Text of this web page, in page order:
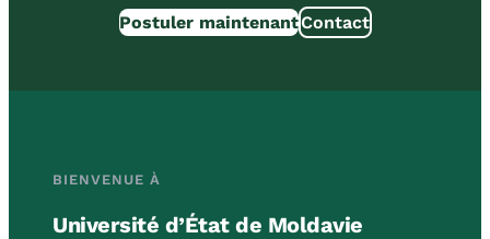
Postuler maintenantContact
BIENVENUE À
Université d’État de Moldavie